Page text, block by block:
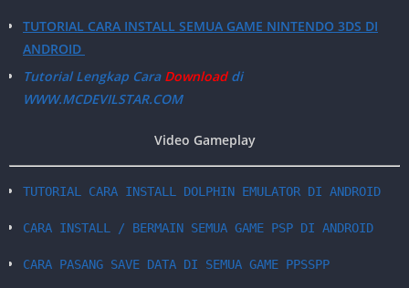
TUTORIAL CARA INSTALL SEMUA GAME NINTENDO 3DS DI
ANDROID
Tutorial Lengkap CaraDownloaddi
WWW.MCDEVILSTAR.COM
Video Gameplay
TUTORIAL CARA INSTALL DOLPHIN EMULATOR DI ANDROID
CARA INSTALL / BERMAIN SEMUA GAME PSP DI ANDROID
CARA PASANG SAVE DATA DI SEMUA GAME PPSSPP